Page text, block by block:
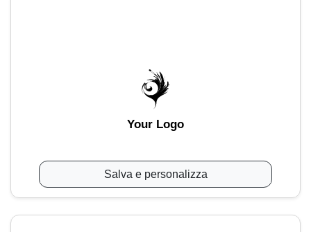
Your Logo
Salva e personalizza